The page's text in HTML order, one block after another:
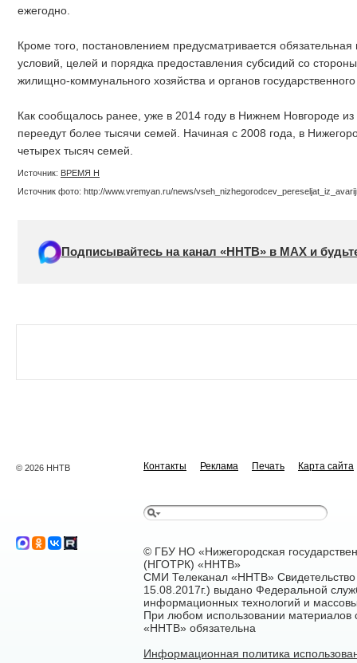
ежегодно.
Кроме того, постановлением предусматривается
условий, целей и порядка предоставления субсидий со
жилищно-коммунального хозяйства и органов
Как сообщалось ранее, уже в 2014 году в Нижнем Новгороде
переедут более тысячи семей. Начиная с 2008 года, в
четырех тысяч семей.
Источник: ВРЕМЯ Н
Источник фото: http://www.vremyan.ru/news/
Подписывайтесь на канал «ННТВ» в МАХ и
© 2026 ННТВ Контакты Реклама Печать Карта сайта
© ГБУ НО «Нижегородская
(НГОТРК) «ННТВ»
СМИ Телеканал «ННТВ»
15.08.2017г.) выдано Федеральной
информационных технологий и
При любом использовании материалов
«ННТВ» обязательна
Информационная политика